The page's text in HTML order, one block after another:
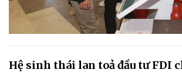
Hệ sinh thái lan toả đầu tư FDI